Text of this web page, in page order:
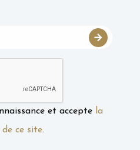
et accepte la
ce site.